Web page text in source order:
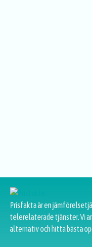
Prisfakta är en
telerelaterade tjänster. Vi
alternativ och hitta bästa